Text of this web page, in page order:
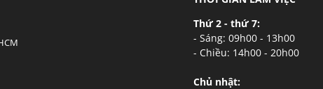
Thứ 2 - thứ 7:
- Sáng: 09h00 - 13h00
- Chiều: 14h00 - 20h00
Chủ nhật: